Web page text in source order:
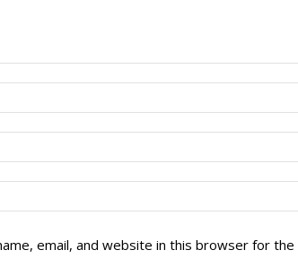
email, and website in this browser for